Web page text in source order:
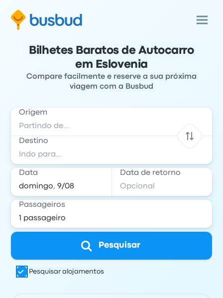
Bilhetes Baratos de Autocarro
em Eslovenia
Compare facilmente e reserve a sua próxima
viagem com a Busbud
Origem
Destino
Data Data de retorno
Passageiros
Pesquisar
Pesquisar alojamentos